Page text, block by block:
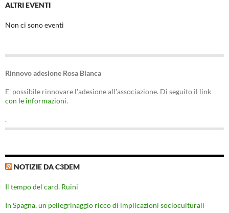
ALTRI EVENTI
Non ci sono eventi
Rinnovo adesione Rosa Bianca
E' possibile rinnovare l'adesione all'associazione. Di seguito il link
con le informazioni.
.
NOTIZIE DA C3DEM
Il tempo del card. Ruini
In Spagna, un pellegrinaggio ricco di implicazioni socioculturali